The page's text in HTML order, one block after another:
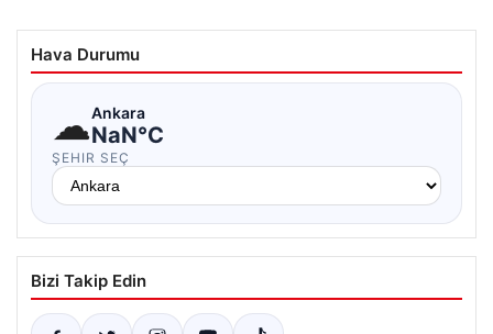
Hava Durumu
☁Ankara
NaN°C
ŞEHIR SEÇ
Bizi Takip Edin